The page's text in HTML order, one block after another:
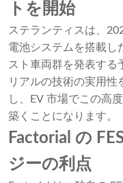
トを開始
ステランティスは、
電池システムを搭載し
スト車両群を発表する
リアルの技術の実用性
し、EV 市場でこの高
築くことになります。
Factorial の
ジーの利点